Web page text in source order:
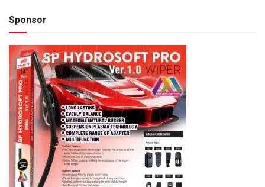
Sponsor